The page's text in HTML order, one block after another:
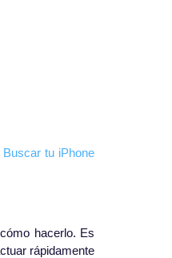
Buscar tu iPhone
hacerlo. Es
rápidamente